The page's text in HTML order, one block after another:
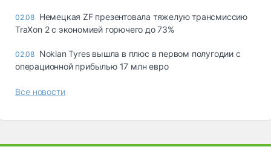
02.08 Немецкая ZF презентовала тяжелую трансмиссию
TraXon 2 с экономией горючего до 73%
02.08 Nokian Tyres вышла в плюс в первом полугодии с
операционной прибылью 17 млн евро
Все новости